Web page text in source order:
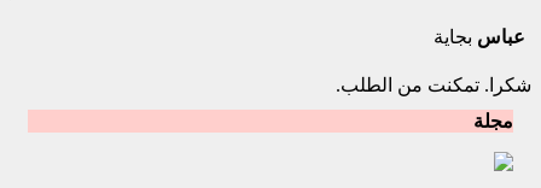
عباس بجاية
شكرا. تمكنت من الطلب.
مجلة